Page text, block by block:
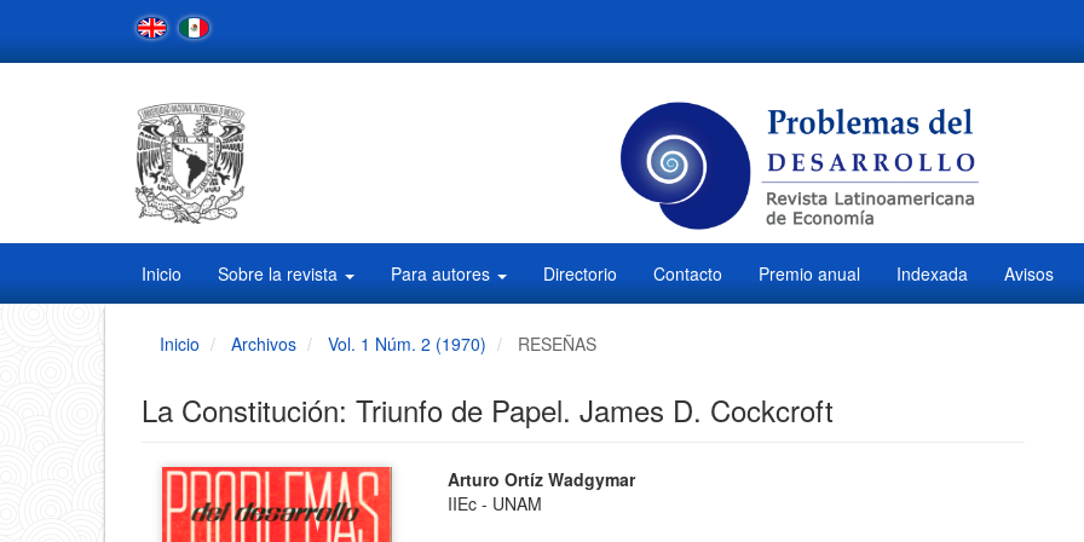
Contenido
Inicio Sobre la revista Para autores Directorio Contacto Premio anual Indexada Avisos
Inicio Archivos Vol. 1 Núm. 2 (1970) RESEÑAS
La Constitución: Triunfo de Papel. James D. Cockcroft
Barra
Contenido
Arturo Ortíz Wadgymar
IIEc - UNAM